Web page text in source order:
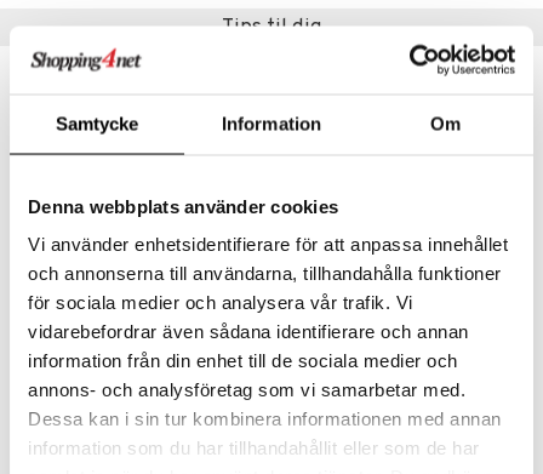
Samtycke Information Om
Denna webbplats använder cookies
Vi använder enhetsidentifierare för att anpassa innehållet
och annonserna till användarna, tillhandahålla funktioner
för sociala medier och analysera vår trafik. Vi
vidarebefordrar även sådana identifierare och annan
information från din enhet till de sociala medier och
annons- och analysföretag som vi samarbetar med.
Dessa kan i sin tur kombinera informationen med annan
information som du har tillhandahållit eller som de har
Tips til dig
Grand Cru Cognacglas 40 cl 2 stk.
ROSENDAHL
117
Grand Cru Krus 34 cl 2 stk.
ROSENDAHL
128 140